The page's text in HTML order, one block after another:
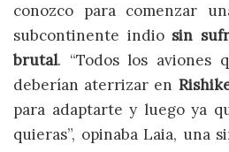
conozco para comenzar
subcontinente indio sin
brutal. “Todos los aviones
deberían aterrizar en
para adaptarte y luego ya
quieras”, opinaba Laia, una